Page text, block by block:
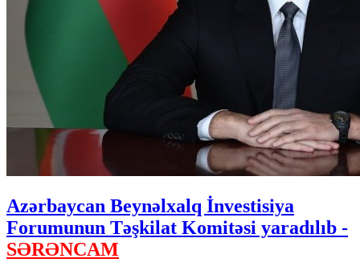
Azərbaycan Beynəlxalq İnvestisiya
Forumunun Təşkilat Komitəsi yaradılıb -
SƏRƏNCAM